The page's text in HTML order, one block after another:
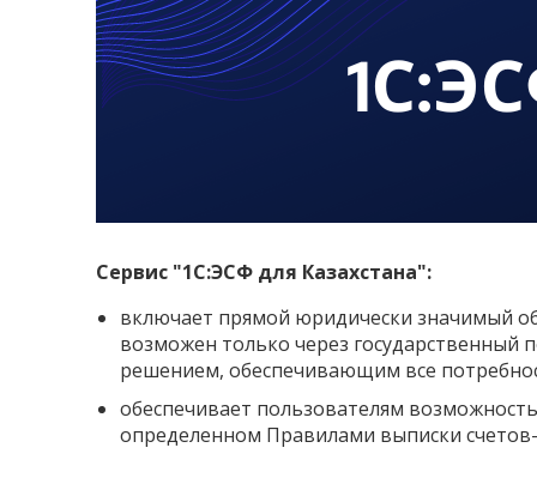
Сервис "1С:ЭСФ для Казахстана":
включает прямой юридически значимый
возможен только через государственный
решением, обеспечивающим все
обеспечивает пользователям
определенном Правилами выписки